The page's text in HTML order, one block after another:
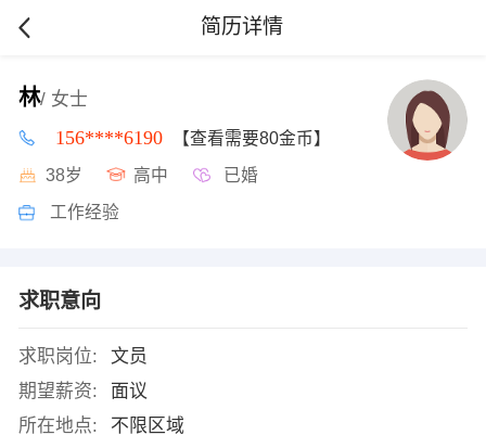
简历详情
林/ 女士
156****6190 【查看需要80金币】
38岁 高中 已婚
工作经验
求职意向
求职岗位:
文员
期望薪资:
面议
所在地点:
不限区域